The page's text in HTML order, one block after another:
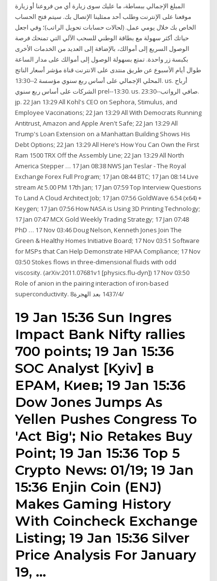
المبلغ الإجمالي ببساطة، ما عليك سوى زيارة أي من فروعنا أو زيارة
موقعنا على الإنترنت وطلب أحد ممثلينا الإتصال بك. سيتم فتح الحساب
الخاص بك خلال يومي عمل. (لحالات حسابات تحويل الراتب)؛ وفي اجعل
حياتك أكثر سهولة مع بطاقة الوطني للسحب الآلي التي تمنحك فرصة
الوصول السريع إلى أموالك، بالإضافة إلى العديد من الخدمات الأخرى
بكبسة زر واحدة. تمتع بسهولة الوصول إلى أموالك على مدار الساعة
طوال أيام الأسبوع عن طريق منتدى على الانترنت قناة مؤشر أسعار الناتج
المحلي الإجمالي على أساس ربع سنوي مؤسسة 2--13:30. us. أرباح
الشركات على أساس ربع سنوي prel--13:30. us. صافي الرواتب--23:30.
jp. 22 Jan 13:29 All Kohl's CEO on Sephora, Stimulus, and
Employee Vaccinations; 22 Jan 13:29 All With Democrats Running
Antitrust, Amazon and Apple Aren't Safe; 22 Jan 13:29 All
Trump's Loan Extension on a Manhattan Building Shows His
Debt Options; 22 Jan 13:29 All Here’s How You Can Own the First
Ram 1500 TRX Off the Assembly Line; 22 Jan 13:29 All North
America Stepper … 17 Jan 08:38 NWS Jan Teslar - The Royal
Exchange Forex Full Program; 17 Jan 08:44 BTC; 17 Jan 08:14 Live
stream At 5.00 PM 17th Jan; 17 Jan 07:59 Top Interview Questions
To Land A Cloud Architect Job; 17 Jan 07:56 GoldWave 6.54 (x64) +
Keygen; 17 Jan 07:56 How NASA is Using 3D Printing Technology;
17 Jan 07:47 MCX Gold Weekly Trading Strategy; 17 Jan 07:48
PhD … 17 Nov 03:46 Doug Nelson, Kenneth Jones Join The
Green & Healthy Homes Initiative Board; 17 Nov 03:51 Software
for MSPs that Can Help Demonstrate HIPAA Compliance; 17 Nov
03:50 Stokes flows in three-dimensional fluids with odd
viscosity. (arXiv:2011.07681v1 [physics.flu-dyn]) 17 Nov 03:50
Role of anion in the pairing interaction of iron-based
superconductivity. 8‏‏/4‏‏/1437 بعد الهجرة
19 Jan 15:36 Sun Ingres
Impact Bank Nifty rallies
700 points; 19 Jan 15:36
SOC Analyst [Kyiv] в
EPAM, Киев; 19 Jan 15:36
Dow Jones Jumps As
Yellen Pushes Congress To
'Act Big'; Nio Retakes Buy
Point; 19 Jan 15:36 Top 5
Crypto News: 01/19; 19 Jan
15:36 Enjin Coin (ENJ)
Makes Gaming History
With Coincheck Exchange
Listing; 19 Jan 15:36 Silver
Price Analysis For January
19, …